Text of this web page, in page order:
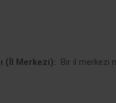
(İl Merkezi): Bir il merkezi